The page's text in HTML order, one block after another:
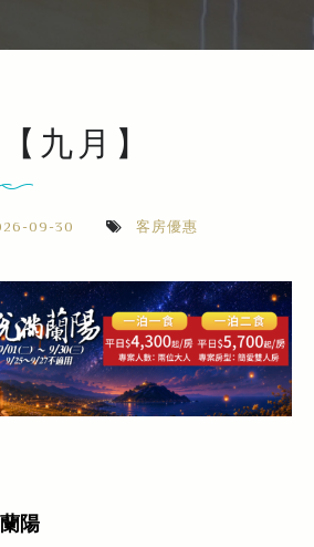
九月】
09-30 客房優惠
陽